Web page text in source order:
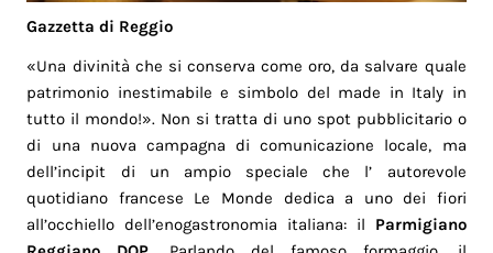
Gazzetta di Reggio
«Una divinità che si conserva come oro, da salvare quale
patrimonio inestimabile e simbolo del made in Italy in
tutto il mondo!». Non si tratta di uno spot pubblicitario o
di una nuova campagna di comunicazione locale, ma
dell’incipit di un ampio speciale che l’ autorevole
quotidiano francese Le Monde dedica a uno dei fiori
all’occhiello dell’enogastronomia italiana: il Parmigiano